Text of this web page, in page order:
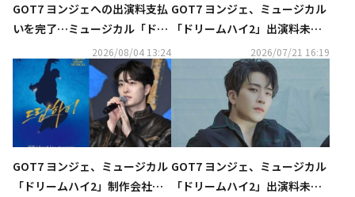
GOT7 ヨンジェへの出演料支払
いを完了…ミュージカル「ドリ
ームハイ2」制作会社がコメン
ト
2026/08/04 13:24
GOT7 ヨンジェ、ミュージカル
「ドリームハイ2」出演料未払
いに再び怒りの投稿“精算をお
願いします”
2026/07/21 16:19
GOT7 ヨンジェ、ミュージカル
「ドリームハイ2」制作会社が
GOT7 ヨンジェ、ミュージカル
「ドリームハイ2」出演料未払